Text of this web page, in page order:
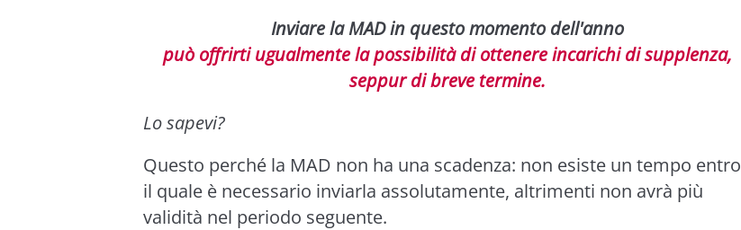
Inviare la MAD in questo momento dell'anno
può offrirti ugualmente la possibilità di ottenere incarichi di supplenza,
seppur di breve termine.
Lo sapevi?
Questo perché la MAD non ha una scadenza: non esiste un tempo entro
il quale è necessario inviarla assolutamente, altrimenti non avrà più
validità nel periodo seguente.